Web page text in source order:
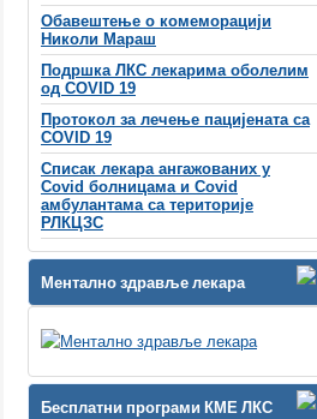
Обавештење о комеморацији
Николи Мараш
Подршка ЛКС лекарима оболелим
од COVID 19
Протокол за лечење пацијената са
COVID 19
Списак лекара ангажованих у
Covid болницама и Covid
амбулантама са територије
РЛКЦЗС
Ментално здравље лекара
Бесплатни програми КМЕ ЛКС